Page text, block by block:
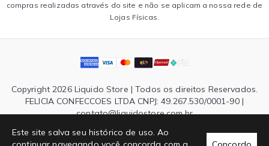
Este site salva seu histórico de uso. Ao
compras realizadas através do site e não se aplicam a nossa rede de
Lojas Físicas.
Copyright 2026 Liquido Store | Todos os direitos Reservados.
FELICIA CONFECCOES LTDA CNPJ: 49.267.530/0001-90 |
contato@liquidostore.com.br
000